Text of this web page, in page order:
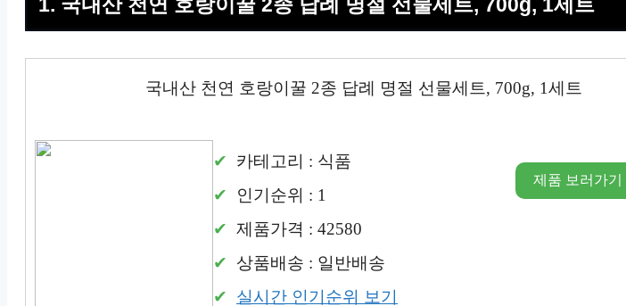
1. 국내산 천연 호랑이꿀 2종 답례 명절 선물세트, 700g, 1세트
국내산 천연 호랑이꿀 2종 답례 명절 선물세트, 700g, 1세트
카테고리 : 식품
인기순위 : 1
제품가격 : 42580
상품배송 : 일반배송
실시간 인기순위 보기
제품 보러가기